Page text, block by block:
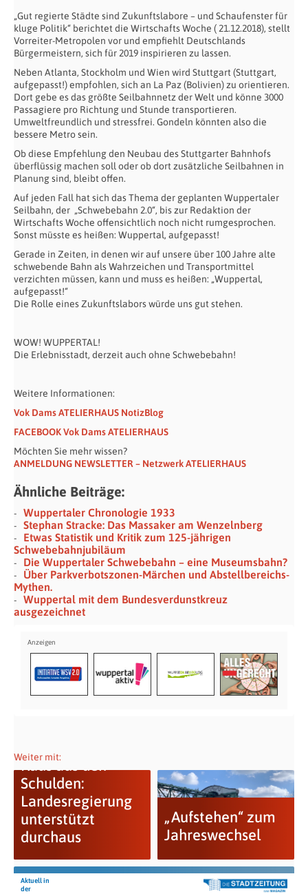
„Gut regierte Städte sind Zukunftslabore – und Schaufenster für
kluge Politik“ berichtet die Wirtschafts Woche ( 21.12.2018), stellt
Vorreiter-Metropolen vor und empfiehlt Deutschlands
Bürgermeistern, sich für 2019 inspirieren zu lassen.
Neben Atlanta, Stockholm und Wien wird Stuttgart (Stuttgart,
aufgepasst!) empfohlen, sich an La Paz (Bolivien) zu orientieren.
Dort gebe es das größte Seilbahnnetz der Welt und könne 3000
Passagiere pro Richtung und Stunde transportieren.
Umweltfreundlich und stressfrei. Gondeln könnten also die
bessere Metro sein.
Ob diese Empfehlung den Neubau des Stuttgarter Bahnhofs
überflüssig machen soll oder ob dort zusätzliche Seilbahnen in
Planung sind, bleibt offen.
Auf jeden Fall hat sich das Thema der geplanten Wuppertaler
Seilbahn, der „Schwebebahn 2.0“, bis zur Redaktion der
Wirtschafts Woche offensichtlich noch nicht rumgesprochen.
Sonst müsste es heißen: Wuppertal, aufgepasst!
Gerade in Zeiten, in denen wir auf unsere über 100 Jahre alte
schwebende Bahn als Wahrzeichen und Transportmittel
verzichten müssen, kann und muss es heißen: „Wuppertal,
aufgepasst!“
Die Rolle eines Zukunftslabors würde uns gut stehen.
WOW! WUPPERTAL!
Die Erlebnisstadt, derzeit auch ohne Schwebebahn!
Weitere Informationen:
Vok Dams ATELIERHAUS NotizBlog
FACEBOOK Vok Dams ATELIERHAUS
Möchten Sie mehr wissen?
ANMELDUNG NEWSLETTER – Netzwerk ATELIERHAUS
Ähnliche Beiträge:
Wuppertaler Chronologie 1933
Stephan Stracke: Das Massaker am Wenzelnberg
Etwas Statistik und Kritik zum 125-jährigen
Schwebebahn­jubiläum
Die Wuppertaler Schwebebahn – eine Museumsbahn?
Über Parkverbotszonen-Märchen und Abstellbereichs-
Mythen.
Wuppertal mit dem Bundesverdunstkreuz
ausgezeichnet
Weiter mit:
Raus aus den
Schulden:
Landesregierung
unterstützt
durchaus
„Aufstehen“ zum
Jahreswechsel
Aktuell in
der